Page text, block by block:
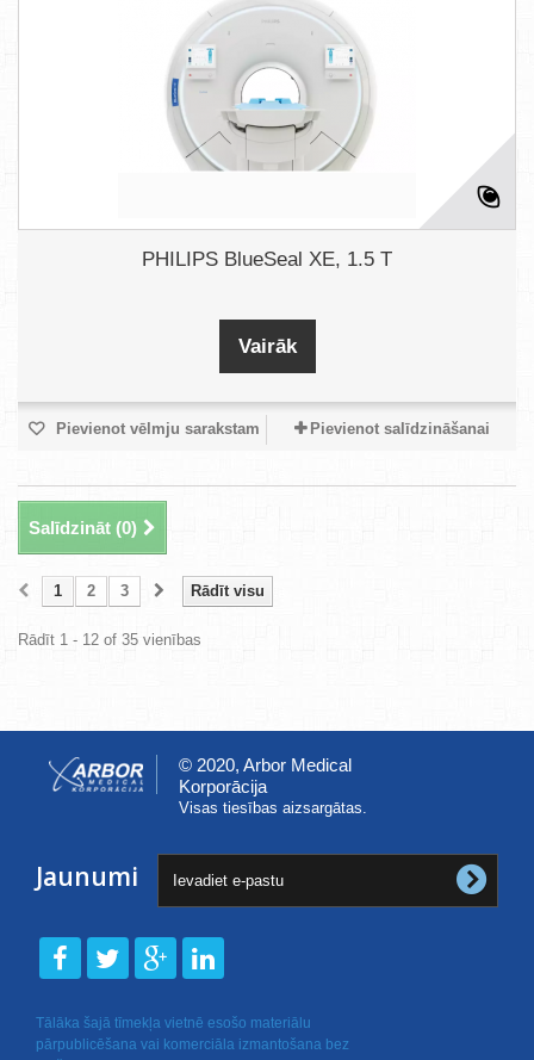
PHILIPS BlueSeal XE, 1.5 T
Vairāk
Pievienot vēlmju sarakstam Pievienot salīdzināšanai
Salīdzināt (0)
Rādīt visu
1 2 3
Rādīt 1 - 12 of 35 vienības
© 2020, Arbor Medical
Korporācija
Visas tiesības aizsargātas.
Jaunumi
Tālāka šajā tīmekļa vietnē esošo materiālu
pārpublicēšana vai komerciāla izmantošana bez